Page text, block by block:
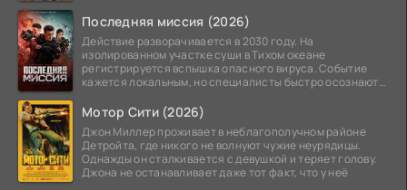
Последняя миссия (2026)
Действие разворачивается в 2030 году. На
изолированном участке суши в Тихом океане
регистрируется вспышка опасного вируса. Событие
кажется локальным, но специалисты быстро осознают:
Мотор Сити (2026)
Джон Миллер проживает в неблагополучном районе
Детройта, где никого не волнуют чужие неурядицы.
Однажды он сталкивается с девушкой и теряет голову.
Джона не останавливает даже тот факт, что у неё